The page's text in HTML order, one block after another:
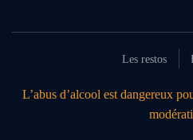
Les restos
L’abus d’alcool est dangereux